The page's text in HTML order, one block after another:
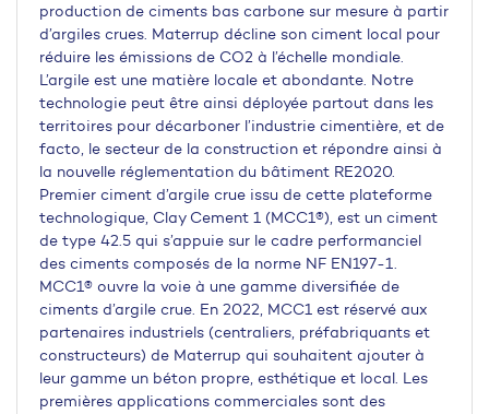
production de ciments bas carbone sur mesure à partir
d’argiles crues. Materrup décline son ciment local pour
réduire les émissions de CO2 à l’échelle mondiale.
L’argile est une matière locale et abondante. Notre
technologie peut être ainsi déployée partout dans les
territoires pour décarboner l’industrie cimentière, et de
facto, le secteur de la construction et répondre ainsi à
la nouvelle réglementation du bâtiment RE2020.
Premier ciment d’argile crue issu de cette plateforme
technologique, Clay Cement 1 (MCC1®), est un ciment
de type 42.5 qui s’appuie sur le cadre performanciel
des ciments composés de la norme NF EN197-1.
MCC1® ouvre la voie à une gamme diversifiée de
ciments d’argile crue. En 2022, MCC1 est réservé aux
partenaires industriels (centraliers, préfabriquants et
constructeurs) de Materrup qui souhaitent ajouter à
leur gamme un béton propre, esthétique et local. Les
premières applications commerciales sont des